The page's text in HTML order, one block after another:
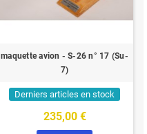
maquette avion - S-26 n° 17 (Su-
7)
Derniers articles en stock
235,00 €